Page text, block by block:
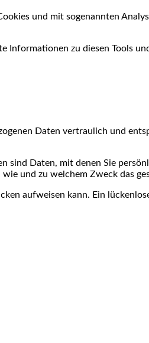
und mit sogenannten
Informationen zu diesen Tools
Daten vertraulich und
sind Daten, mit denen Sie
und zu welchem Zweck das
aufweisen kann. Ein